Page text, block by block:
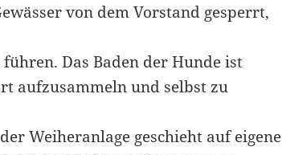
von dem Vorstand gesperrt,
Das Baden der Hunde ist
aufzusammeln und selbst zu
Weiheranlage geschieht auf eigene